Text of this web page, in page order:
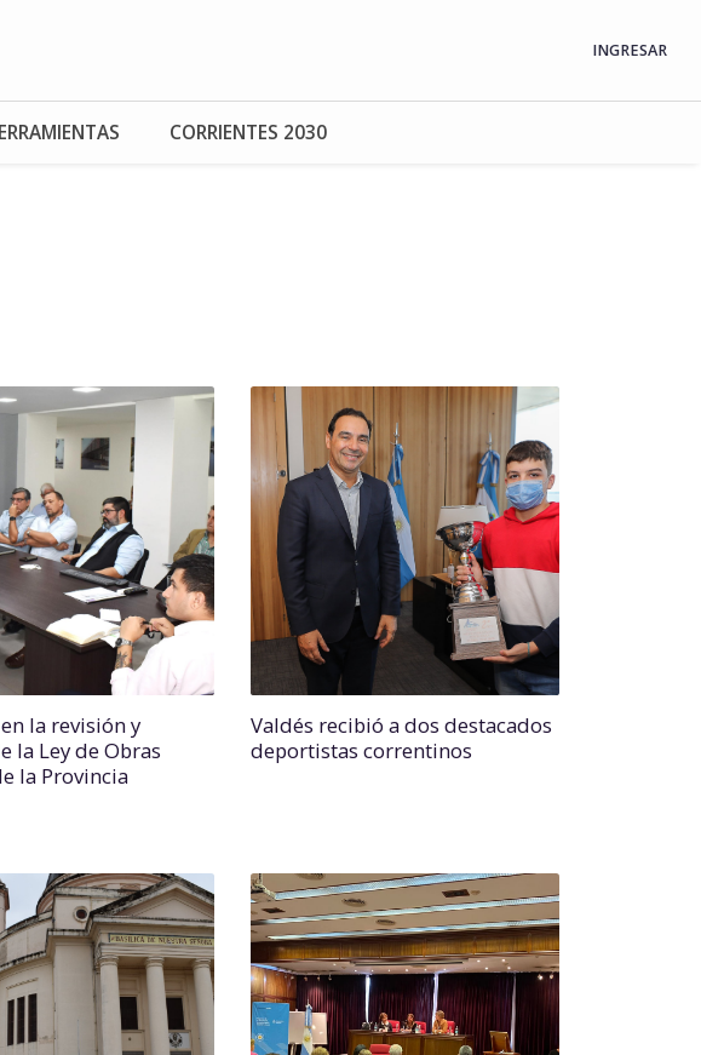
INGRESAR
CORRIENTES 2030
la revisión y
la Ley de Obras
la Provincia
Valdés recibió a dos destacados
deportistas correntinos